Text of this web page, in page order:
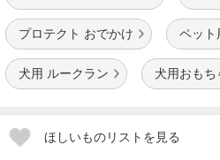
プロテクト おでかけ ペット
犬用 ルークラン 犬用おもち
ほしいものリストを見る